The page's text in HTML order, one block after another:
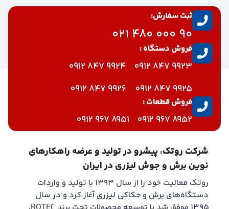
ثبت سفارش:
90 000 480 021
فروش دستگاه :
9923 847 0912
9924 847 0912
9925 847 0912
9926 847 0912
فروش قطعات :
8952 967 0912
8951 967 0912
شرکت روتک، پیشرو در تولید و عرضه راهکارهای
نوین برش و جوش لیزری در ایران
روتک فعالیت خود را از سال ۱۳۹۳ با تولید و واردات
دستگاه‌های برش و حکاکی لیزری آغاز کرد و در سال